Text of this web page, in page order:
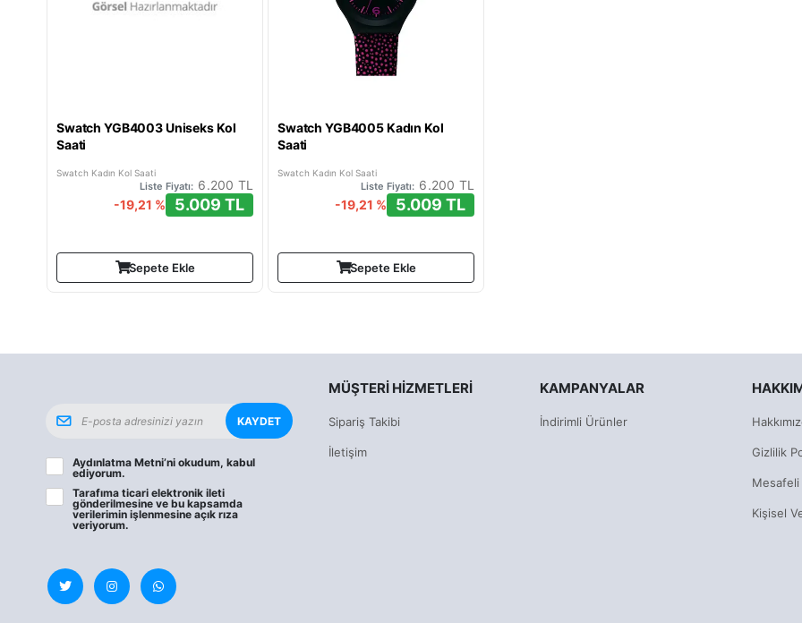
Swatch YGB4003 Uniseks Kol
Saati
Swatch Kadın Kol Saati
Liste Fiyatı: 6.200 TL
-19,21 %
5.009 TL
Sepete Ekle
Swatch YGB4005 Kadın Kol
Saati
Swatch Kadın Kol Saati
Liste Fiyatı: 6.200 TL
-19,21 %
5.009 TL
Sepete Ekle
MÜŞTERI HIZMETLERI
Sipariş Takibi
İletişim
KAMPANYALAR
İndirimli Ürünler
Gizlilik
Mesafeli
Kişisel
KAYDET
Aydınlatma Metni’ni okudum, kabul
ediyorum.
Tarafıma ticari elektronik ileti
gönderilmesine ve bu kapsamda
verilerimin işlenmesineaçık rıza
veriyorum.